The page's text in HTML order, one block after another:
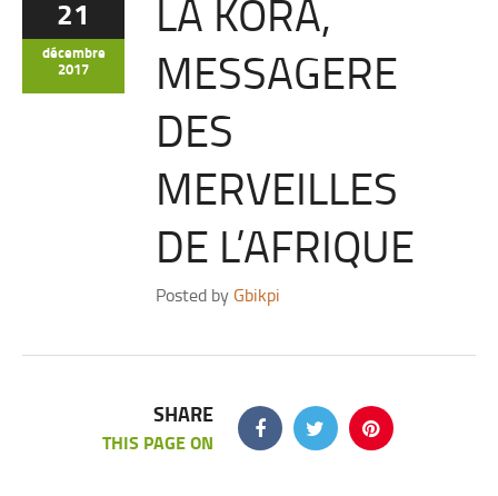
21
décembre
2017
LA KORA,
MESSAGERE
DES
MERVEILLES
DE L’AFRIQUE
Posted by Gbikpi
SHARE
THIS PAGE ON